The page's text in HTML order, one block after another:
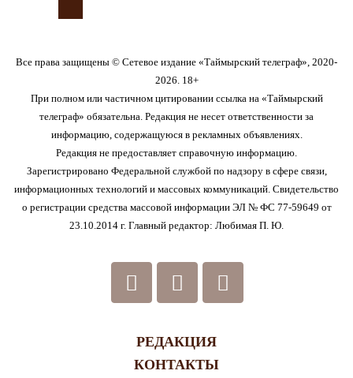
Все права защищены © Сетевое издание «Таймырский телеграф», 2020-
2026. 18+
При полном или частичном цитировании ссылка на «Таймырский
телеграф» обязательна. Редакция не несет ответственности за
информацию, содержащуюся в рекламных объявлениях.
Редакция не предоставляет справочную информацию.
Зарегистрировано Федеральной службой по надзору в сфере связи,
информационных технологий и массовых коммуникаций. Свидетельство
о регистрации средства массовой информации ЭЛ № ФС 77-59649 от
23.10.2014 г. Главный редактор: Любимая П. Ю.
РЕДАКЦИЯ
КОНТАКТЫ